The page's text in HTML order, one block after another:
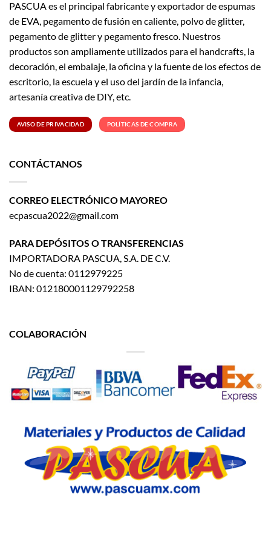
PASCUA es el principal fabricante y exportador de espumas
de EVA, pegamento de fusión en caliente, polvo de glitter,
pegamento de glitter y pegamento fresco. Nuestros
productos son ampliamente utilizados para el handcrafts, la
decoración, el embalaje, la oficina y la fuente de los efectos de
escritorio, la escuela y el uso del jardín de la infancia,
artesanía creativa de DIY, etc.
AVISO DE PRIVACIDAD POLÍTICAS DE COMPRA
CONTÁCTANOS
CORREO ELECTRÓNICO MAYOREO
ecpascua2022@gmail.com
PARA DEPÓSITOS O TRANSFERENCIAS
IMPORTADORA PASCUA, S.A. DE C.V.
No de cuenta: 0112979225
IBAN: 012180001129792258
COLABORACIÓN